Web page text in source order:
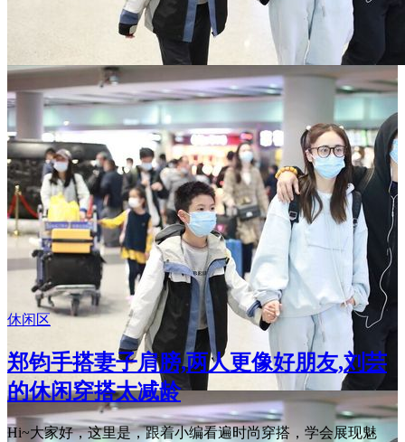
休闲区
郑钧手搭妻子肩膀,两人更像好朋友,刘芸
的休闲穿搭太减龄
Hi~大家好，这里是，跟着小编看遍时尚穿搭，学会展现魅